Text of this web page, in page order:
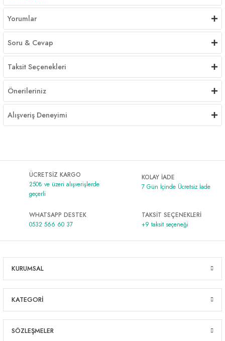
Yorumlar
Soru & Cevap
Taksit Seçenekleri
Önerileriniz
Alışveriş Deneyimi
ÜCRETSİZ KARGO
250₺ ve üzeri alışverişlerde
geçerli
KOLAY İADE
7 Gün İçinde Ücretsiz İade
WHATSAPP DESTEK
0532 566 60 37
TAKSİT SEÇENEKLERİ
+9 taksit seçeneği
KURUMSAL
KATEGORİ
SÖZLEŞMELER